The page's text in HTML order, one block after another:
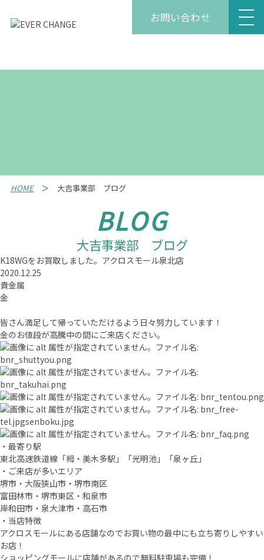
お問い合わせ
HOME 大吉事業部 ブログ
BLOG
大吉事業部 ブログ
K18WGをお買取しました。アクロスモール泉北店
2020.12.25
貴金属
金
皆さん満足して帰っていただけるよう日々努力しています！
金のお値段が高騰中の間にご来店ください。
・最寄り駅
東北高速鉄道線「栂・美木多駅」「光明池」「泉ヶ丘」
・ご来店が多いエリア
堺市・大阪狭山市・堺市南区
富田林市・堺市東区・和泉市
岸和田市・泉大津市・高石市
・当店特徴
アクロスモールにある店舗なのでお買い物の最中にも立ち寄りしやすい
お店！